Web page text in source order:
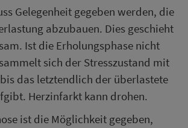
Gelegenheit gegeben werden, die
abzubauen. Dies geschieht
Ist die Erholungsphase nicht
sich der Stresszustand mit
das letztendlich der überlastete
Herzinfarkt kann drohen.
ist die Möglichkeit gegeben,